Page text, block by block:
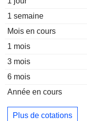
1 semaine
Mois en cours
1 mois
3 mois
6 mois
Année en cours
Plus de cotations